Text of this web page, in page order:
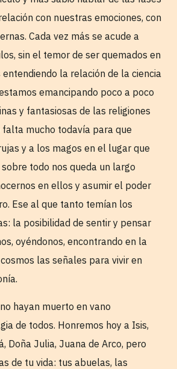
con nuestras emociones, con
Cada vez más se acude a
sin el temor de ser quemados en
entendiendo la relación de la ciencia
emancipando poco a poco
y fantasiosas de las religiones
mucho todavía para que
y a los magos en el lugar que
todo nos queda un largo
en ellos y asumir el poder
Ese al que tanto temían los
la posibilidad de sentir y pensar
oyéndonos, encontrando en la
las señales para vivir en
hayan muerto en vano
de todos. Honremos hoy a Isis,
Doña Julia, Juana de Arco, pero
de tu vida: tus abuelas, las